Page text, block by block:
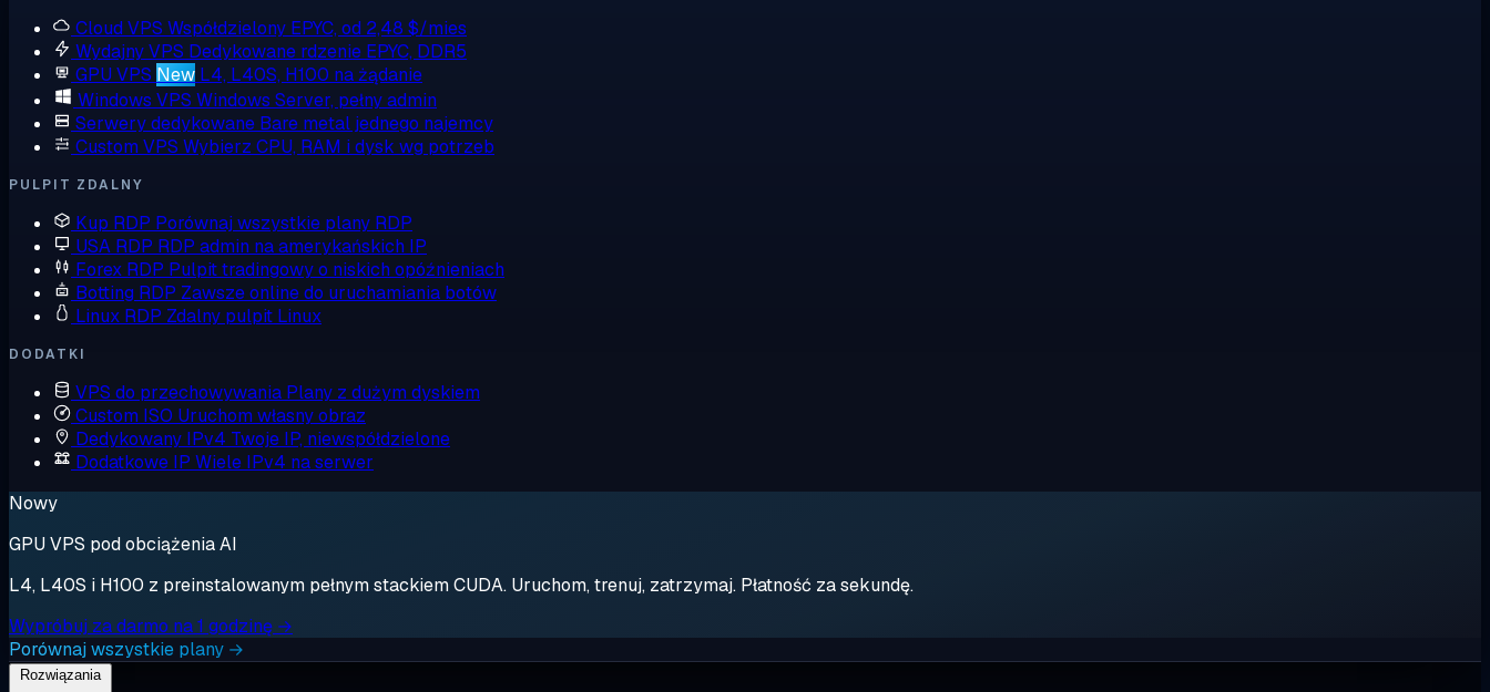
Cloud VPS Współdzielony EPYC, od 2,48 $/mies
Wydajny VPS Dedykowane rdzenie EPYC, DDR5
GPU VPS New L4, L40S, H100 na żądanie
Windows VPS Windows Server, pełny admin
Serwery dedykowane Bare metal jednego najemcy
Custom VPS Wybierz CPU, RAM i dysk wg potrzeb
PULPIT ZDALNY
Kup RDP Porównaj wszystkie plany RDP
USA RDP RDP admin na amerykańskich IP
Forex RDP Pulpit tradingowy o niskich opóźnieniach
Botting RDP Zawsze online do uruchamiania botów
Linux RDP Zdalny pulpit Linux
DODATKI
VPS do przechowywania Plany z dużym dyskiem
Custom ISO Uruchom własny obraz
Dedykowany IPv4 Twoje IP, niewspółdzielone
Dodatkowe IP Wiele IPv4 na serwer
Nowy
GPU VPS pod obciążenia AI
L4, L40S i H100 z preinstalowanym pełnym stackiem CUDA. Uruchom, trenuj, zatrzymaj. Płatność za sekundę.
Wypróbuj za darmo na 1 godzinę →
Porównaj wszystkie plany →
Rozwiązania